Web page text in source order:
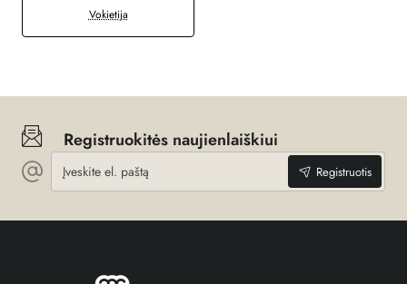
Vokietija
Registruokitės naujienlaiškiui
Įveskite
el.
paštą
Registruotis